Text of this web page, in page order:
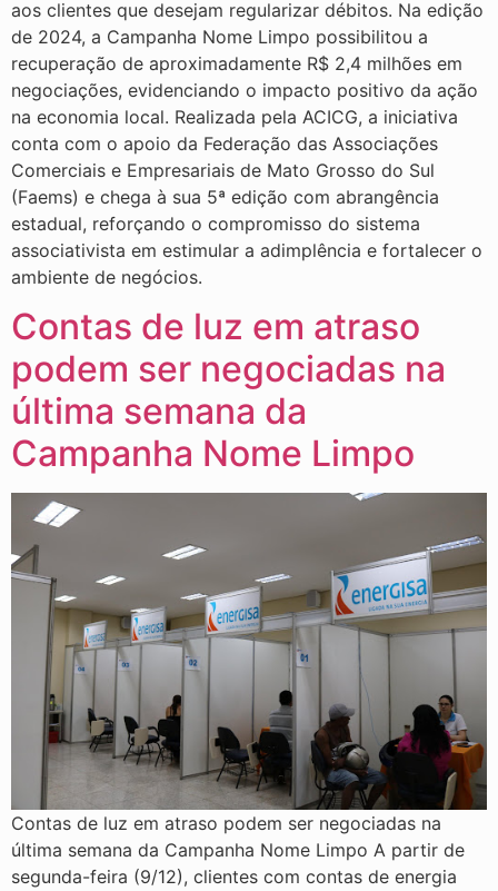
aos clientes que desejam regularizar débitos. Na edição
de 2024, a Campanha Nome Limpo possibilitou a
recuperação de aproximadamente R$ 2,4 milhões em
negociações, evidenciando o impacto positivo da ação
na economia local. Realizada pela ACICG, a iniciativa
conta com o apoio da Federação das Associações
Comerciais e Empresariais de Mato Grosso do Sul
(Faems) e chega à sua 5ª edição com abrangência
estadual, reforçando o compromisso do sistema
associativista em estimular a adimplência e fortalecer o
ambiente de negócios.
Contas de luz em atraso
podem ser negociadas na
última semana da
Campanha Nome Limpo
Contas de luz em atraso podem ser negociadas na
última semana da Campanha Nome Limpo A partir de
segunda-feira (9/12), clientes com contas de energia